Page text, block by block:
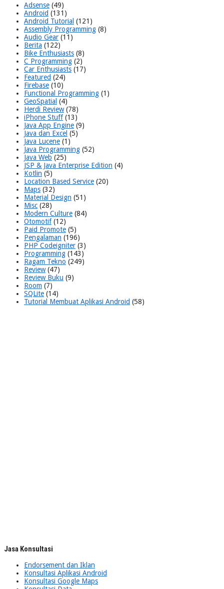
Adsense (49)
Android (131)
Android Tutorial (121)
Assembly Programming (8)
Audio Gear (11)
Berita (122)
Bike Enthusiasts (8)
C Programming (2)
Car Enthusiasts (17)
Featured (24)
Firebase (10)
Functional Programming (1)
GeoSpatial (4)
Herdi Review(78)
iPhone Stuff(13)
Java App Engine (9)
Java dan Excel (5)
Java Lucene (1)
Java Programming (52)
Java Web (25)
JSP & Java Enterprise Edition (4)
Kotlin (5)
Location Based Service (20)
Maps (32)
Material Design (51)
Misc (28)
Modern Culture (84)
Otomotif(12)
Paid Promote (5)
Pengalaman (196)
PHP Codeigniter (3)
Programming (143)
Ragam Tekno (249)
Review(47)
Review Buku (9)
Room (7)
SQLite (14)
Tutorial Membuat Aplikasi Android (58)
Jasa Konsultasi
Endorsement dan Iklan
Konsultasi Aplikasi Android
Konsultasi Google Maps